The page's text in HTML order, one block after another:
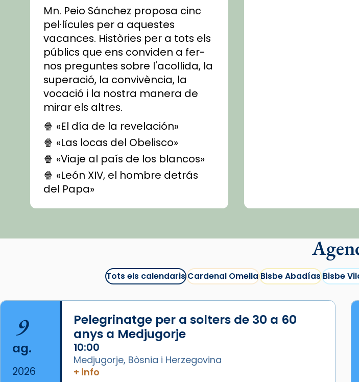
Mn. Peio Sánchez proposa cinc
pel·lícules per a aquestes
vacances. Històries per a tots els
públics que ens conviden a fer-
nos preguntes sobre l'acollida, la
superació, la convivència, la
vocació i la nostra manera de
mirar els altres.
🍿 «El día de la revelación»
🍿 «Las locas del Obelisco»
🍿 «Viaje al país de los blancos»
🍿 «León XIV, el hombre detrás
del Papa»
🍿 «Las ovejas detectives»
recomanacions i prepara una
#CinemaEspiritualitual
@cinemaspiritcat
Imatge: Generada amb IA
(OpenAI)
Video
View on Facebook
Arquebisbat de Barcelona
Tots els calendarisCardenal OmellaBisbe AbadíasBisbe
9
ag.
2026
Pelegrinatge per a solters de 30 a 60
anys a Medjugorje
10:00
Medjugorje, Bòsnia i Herzegovina
+ info